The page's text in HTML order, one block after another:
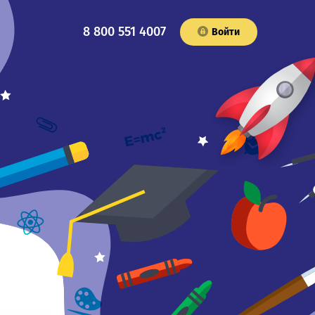
8 800 551 4007 Войти